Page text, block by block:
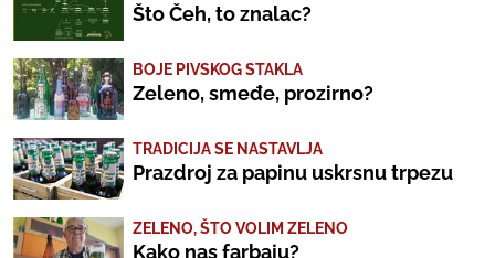
Što Čeh, to znalac?
BOJE PIVSKOG STAKLA
Zeleno, smeđe, prozirno?
TRADICIJA SE NASTAVLJA
Prazdroj za papinu uskrsnu trpezu
ZELENO, ŠTO VOLIM ZELENO
Kako nas farbaju?